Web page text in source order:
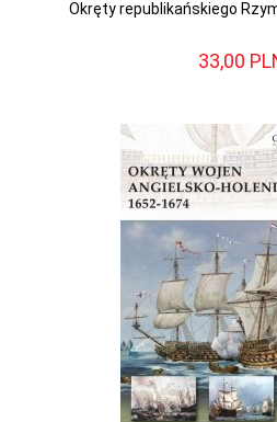
Okręty republikańskiego
33,00